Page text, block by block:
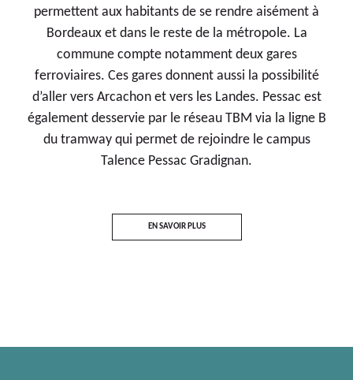
permettent aux habitants de se rendre aisément à
Bordeaux et dans le reste de la métropole. La
commune compte notamment deux gares
ferroviaires. Ces gares donnent aussi la possibilité
d’aller vers Arcachon et vers les Landes. Pessac est
également desservie par le réseau TBM via la ligne B
du tramway qui permet de rejoindre le campus
Talence Pessac Gradignan.
EN SAVOIR PLUS